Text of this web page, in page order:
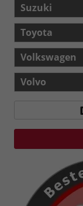
Suzuki
Toyota
Volkswagen
Volvo